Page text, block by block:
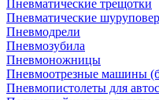
Пневматические трещотки
Пневматические
Пневмодрели
Пневмозубила
Пневмоножницы
Пневмоотрезные машины
Пневмопистолеты для